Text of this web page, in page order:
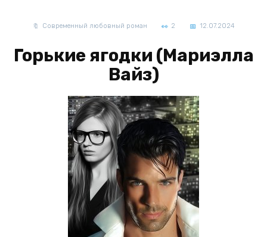
Современный любовный роман 2 12.07.2024
Горькие ягодки (Мариэлла
Вайз)